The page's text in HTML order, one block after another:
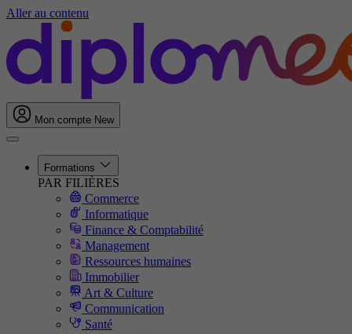
Aller au contenu
Mon compte New
Formations
PAR FILIÈRES
Commerce
Informatique
Finance & Comptabilité
Management
Ressources humaines
Immobilier
Art & Culture
Communication
Santé